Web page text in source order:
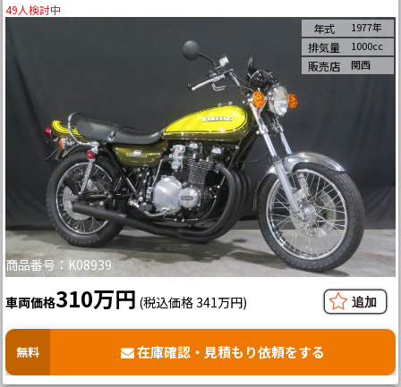
49人検討中
商品番号：K08939
年式 1977年
排気量 1000cc
販売店 関西
車両価格310万円 (税込価格 341万円)
無料 在庫確認・見積もり依頼をする